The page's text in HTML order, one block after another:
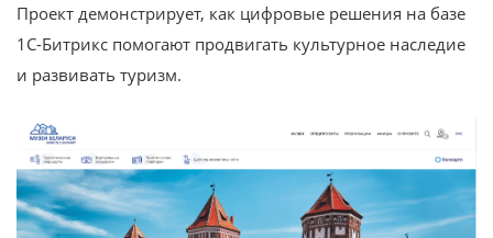
Проект демонстрирует, как цифровые решения на базе
1С-Битрикс помогают продвигать культурное наследие
и развивать туризм.